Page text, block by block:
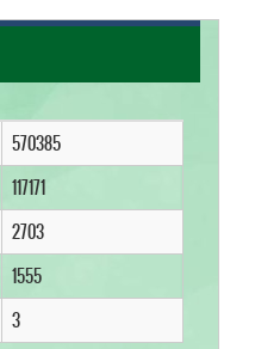
570385
117171
2703
1555
3